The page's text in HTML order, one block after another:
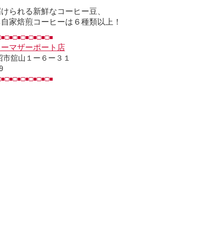
られる新鮮なコーヒー豆、
家焙煎コーヒーは６種類以上！
マザーポート店
舘山１ー６ー３１